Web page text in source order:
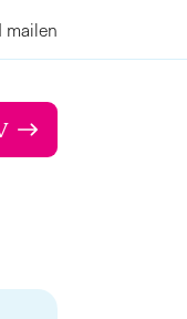
mailen